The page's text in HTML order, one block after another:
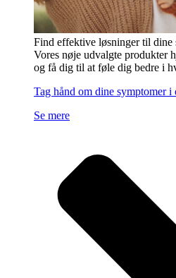
Find effektive løsninger til dine
Vores nøje udvalgte produkter
og få dig til at føle dig bedre i
Tag hånd om dine symptomer
Se mere